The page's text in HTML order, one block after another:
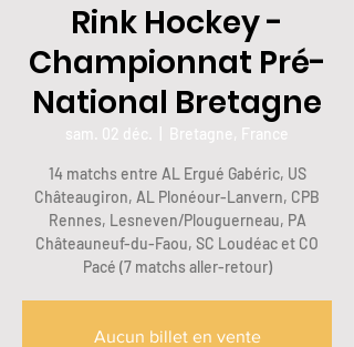
Rink Hockey -
Championnat Pré-
National Bretagne
sam. 02 déc. Bretagne, France
14 matchs entre AL Ergué Gabéric, US
Châteaugiron, AL Plonéour-Lanvern, CPB
Rennes, Lesneven/Plouguerneau, PA
Châteauneuf-du-Faou, SC Loudéac et CO
Pacé (7 matchs aller-retour)
Aucun billet en vente